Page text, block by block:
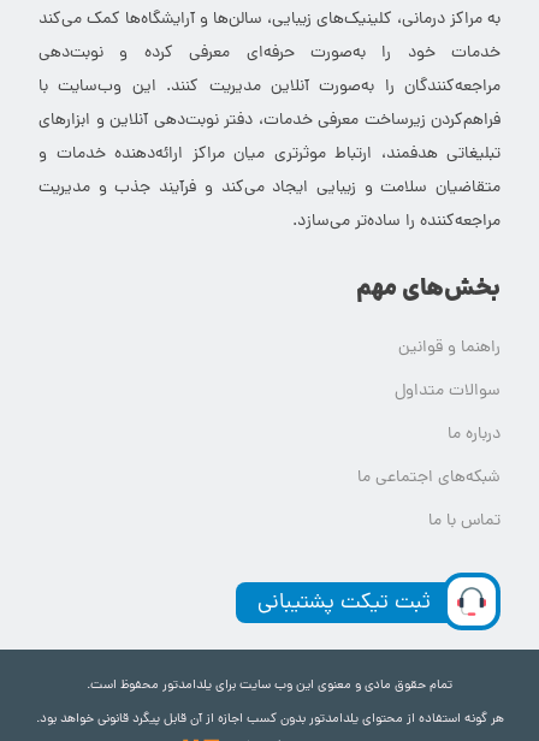
به مراکز درمانی، کلینیک‌های زیبایی، سالن‌ها و آرایشگاه‌ها کمک می‌کند
خدمات خود را به‌صورت حرفه‌ای معرفی کرده و نوبت‌دهی
مراجعه‌کنندگان را به‌صورت آنلاین مدیریت کنند. این وب‌سایت با
فراهم‌کردن زیرساخت معرفی خدمات، دفتر نوبت‌دهی آنلاین و ابزارهای
تبلیغاتی هدفمند، ارتباط موثرتری میان مراکز ارائه‌دهنده خدمات و
متقاضیان سلامت و زیبایی ایجاد می‌کند و فرآیند جذب و مدیریت
مراجعه‌کننده را ساده‌تر می‌سازد.
بخش‌های مهم
راهنما و قوانین
سوالات متداول
درباره ما
شبکه‌های اجتماعی ما
تماس با ما
ثبت تیکت پشتیبانی
تمام حقوق مادی و معنوی این وب سایت برای یلدامدتور محفوظ است.
هر گونه استفاده از محتوای یلدامدتور بدون کسب اجازه از آن قابل پیگرد قانونی خواهد بود.